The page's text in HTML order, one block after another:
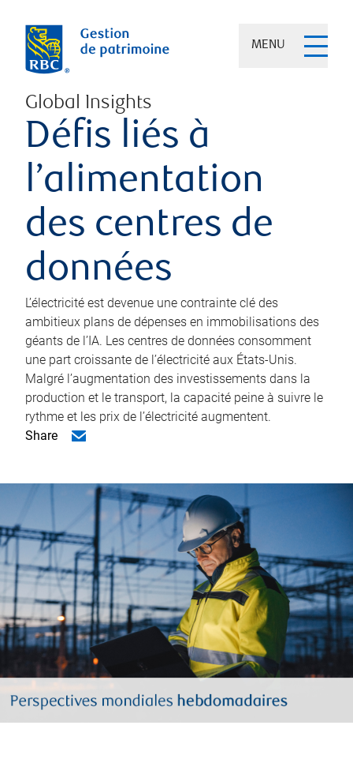
MENU
Global Insights
Défis liés à
l’alimentation
des centres de
données
L’électricité est devenue une contrainte clé des
ambitieux plans de dépenses en immobilisations des
géants de l’IA. Les centres de données consomment
une part croissante de l’électricité aux États-Unis.
Malgré l’augmentation des investissements dans la
production et le transport, la capacité peine à suivre le
rythme et les prix de l’électricité augmentent.
Share